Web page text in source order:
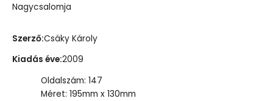
Nagycsalomja
Szerző:Csáky Károly
Kiadás éve:2009
Oldalszám: 147
Méret: 195mm x 130mm